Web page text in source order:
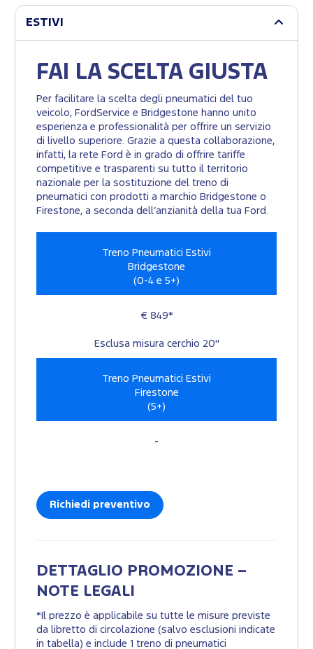
ESTIVI
FAI LA SCELTA GIUSTA
Per facilitare la scelta degli pneumatici del tuo
veicolo, FordService e Bridgestone hanno unito
esperienza e professionalità per offrire un servizio
di livello superiore. Grazie a questa collaborazione,
infatti, la rete Ford è in grado di offrire tariffe
competitive e trasparenti su tutto il territorio
nazionale per la sostituzione del treno di
pneumatici con prodotti a marchio Bridgestone o
Firestone, a seconda dell’anzianità della tua Ford.
Treno Pneumatici Estivi
Bridgestone
(0-4 e 5+)
€ 849*
Esclusa misura cerchio 20"
Treno Pneumatici Estivi
Firestone
(5+)
-
Richiedi preventivo
DETTAGLIO PROMOZIONE –
NOTE LEGALI
*Il prezzo è applicabile su tutte le misure previste
da libretto di circolazione (salvo esclusioni indicate
in tabella) e include 1 treno di pneumatici